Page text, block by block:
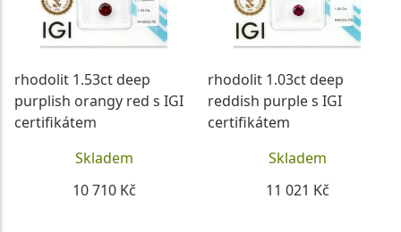
rhodolit 1.53ct deep
purplish orangy red s IGI
certifikátem
Skladem
10 710 Kč
rhodolit 1.03ct deep
reddish purple s IGI
certifikátem
Skladem
11 021 Kč